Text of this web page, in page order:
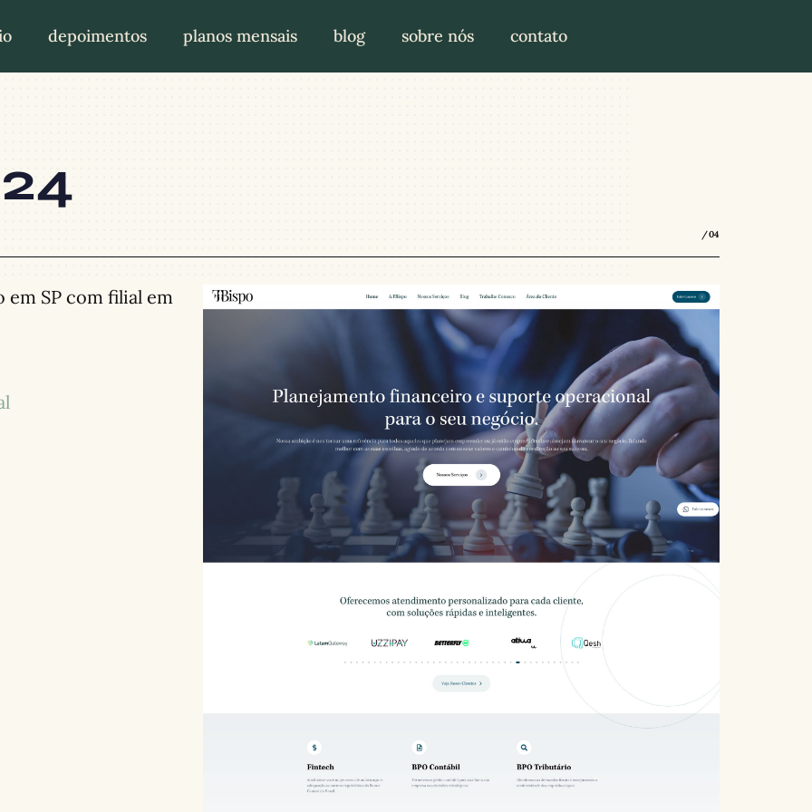
depoimentos planos mensais blog sobre nós contato
/04
SP com filial em